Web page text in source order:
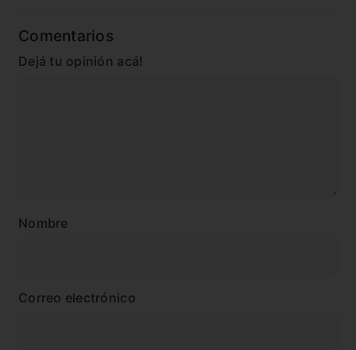
Comentarios
Dejá tu opinión acá!
Nombre
Correo electrónico